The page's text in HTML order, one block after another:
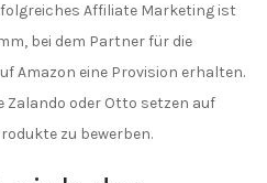
Affiliate Marketing ist
bei dem Partner für die
Amazon eine Provision erhalten.
Zalando oder Otto setzen auf
zu bewerben.